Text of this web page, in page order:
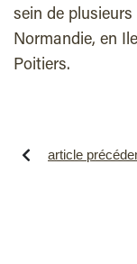
sein de
Normandie, en
Poitiers.
article